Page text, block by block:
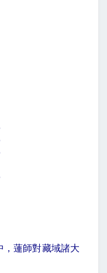
，蓮師對藏域諸大